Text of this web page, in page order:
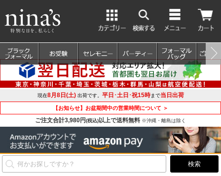
現在8月8日(土)出荷です。 平日･土日･祝15時まで当日出荷
【お知らせ】お盆期間中の営業時間について ＞
ご注文合計3,980円(税込)以上で送料無料 ※沖縄・離島は除く